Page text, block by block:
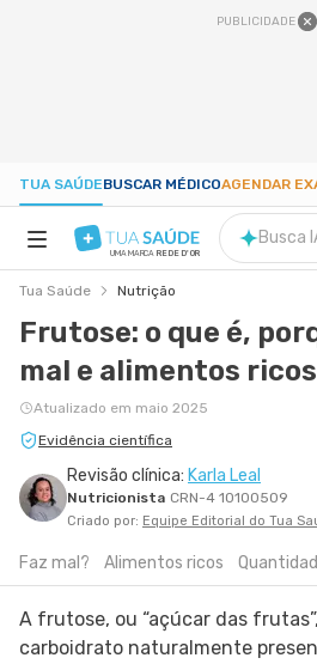
PUBLICIDADE
TUA SAÚDEBUSCAR MÉDICOAGENDAR
NUTRIÇÃO
GRAVIDEZ
BEM-ESTAR
UMA MARCA REDE D'OR
Busca
Tua Saúde Nutrição
Frutose: o que é,
mal e alimentos ricos
Atualizado em maio 2025
Evidência científica
Revisão clínica: Karla Leal
Nutricionista CRN-4 10100509
Criado por: Equipe Editorial do Tua
Faz mal? Alimentos ricos
A frutose, ou “açúcar das
carboidrato naturalmente